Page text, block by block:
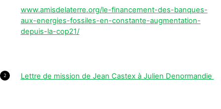
www.amisdelaterre.org/le-financement-des-banques-
aux-energies-fossiles-en-constante-augmentation-
depuis-la-cop21/
2 Lettre de mission de Jean Castex à Julien Denormandie